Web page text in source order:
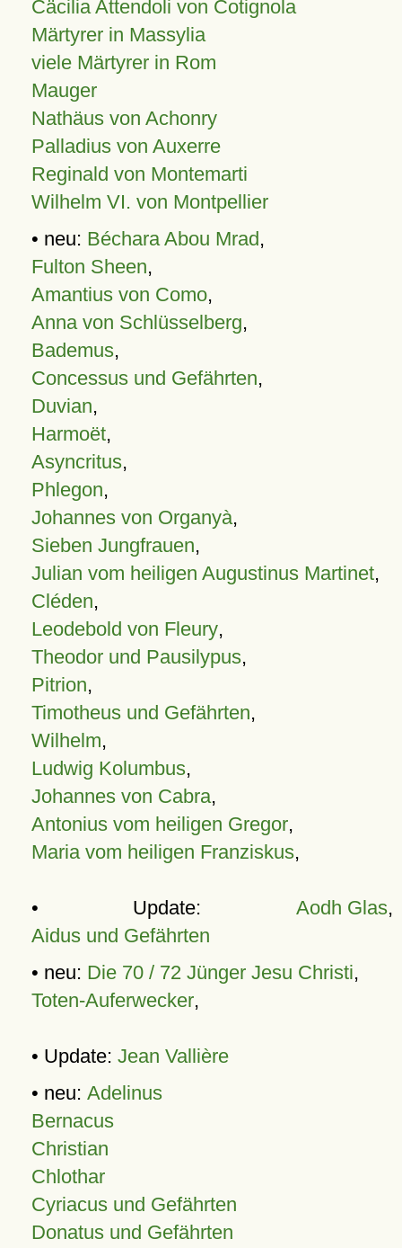
Cäcilia Attendoli von Cotignola
Märtyrer in Massylia
viele Märtyrer in Rom
Mauger
Nathäus von Achonry
Palladius von Auxerre
Reginald von Montemarti
Wilhelm VI. von Montpellier
• neu: Béchara Abou Mrad,
Fulton Sheen,
Amantius von Como,
Anna von Schlüsselberg,
Bademus,
Concessus und Gefährten,
Duvian,
Harmoët,
Asyncritus,
Phlegon,
Johannes von Organyà,
Sieben Jungfrauen,
Julian vom heiligen Augustinus Martinet,
Cléden,
Leodebold von Fleury,
Theodor und Pausilypus,
Pitrion,
Timotheus und Gefährten,
Wilhelm,
Ludwig Kolumbus,
Johannes von Cabra,
Antonius vom heiligen Gregor,
Maria vom heiligen Franziskus,
• Update: Aodh Glas,
Aidus und Gefährten
• neu: Die 70 / 72 Jünger Jesu Christi,
Toten-Auferwecker,
• Update: Jean Vallière
• neu: Adelinus
Bernacus
Christian
Chlothar
Cyriacus und Gefährten
Donatus und Gefährten